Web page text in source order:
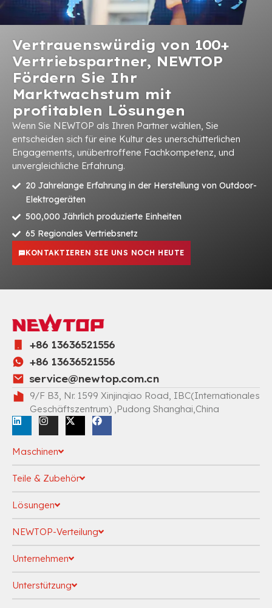
Vertrauenswürdig von 100+
Vertriebspartner, NEWTOP
Fördern Sie Ihr
Marktwachstum mit
profitablen Lösungen
Wenn Sie NEWTOP als Ihren Partner wählen, Sie
entscheiden sich für eine Kultur des unerschütterlichen
Engagements, unübertroffene Fachkompetenz, und
unvergleichliche Erfahrung.
20 Jahrelange Erfahrung in der Herstellung von Outdoor-
Elektrogeräten
500,000 Jährlich produzierte Einheiten
65 Regionales Vertriebsnetz
KONTAKTIEREN SIE UNS NOCH HEUTE
+86 13636521556
+86 13636521556
service@newtop.com.cn
9/F B3, Nr. 1599 Xinjinqiao Road, IBC(Internationales
Geschäftszentrum) ,Pudong Shanghai,China
Maschinen
Teile & Zubehör
Lösungen
NEWTOP-Verteilung
Unternehmen
Unterstützung